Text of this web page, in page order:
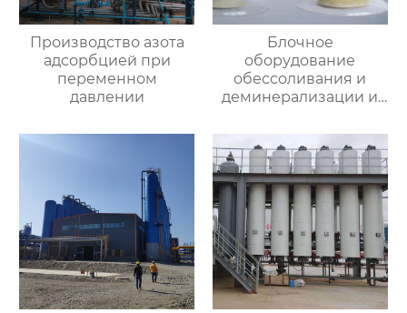
Производство азота
адсорбцией при
переменном
давлении
Блочное
оборудование
обессоливания и
деминерализации и